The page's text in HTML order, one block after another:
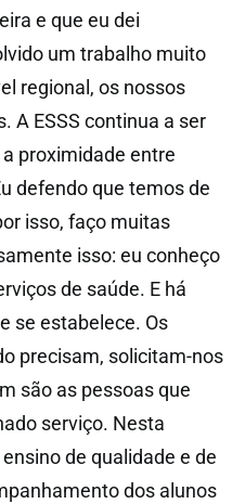
e que eu dei
um trabalho muito
regional, os nossos
A ESSS continua a ser
proximidade entre
defendo que temos de
isso, faço muitas
isso: eu conheço
de saúde. E há
se estabelece. Os
precisam, solicitam-nos
são as pessoas que
serviço. Nesta
de qualidade e de
dos alunos